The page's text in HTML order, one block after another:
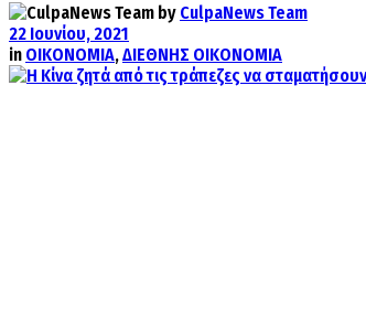
by CulpaNews Team
22 Ιουνίου, 2021
in ΟΙΚΟΝΟΜΙΑ,ΔΙΕΘΝΗΣ ΟΙΚΟΝΟΜΙΑ